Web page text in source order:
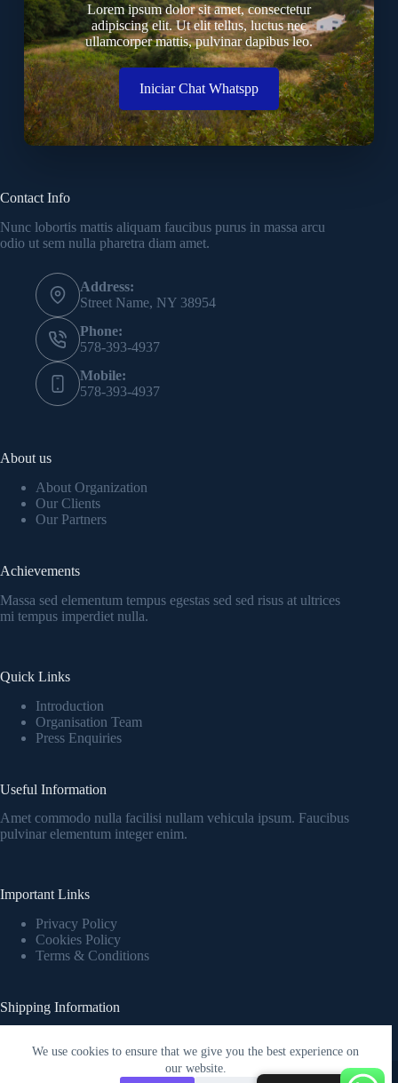
We use cookies to ensure that we give you the best experience on
our website.
Lorem ipsum dolor sit amet, consectetur
adipiscing elit. Ut elit tellus, luctus nec
ullamcorper mattis, pulvinar dapibus leo.
Iniciar Chat Whatspp
Contact Info
Nunc lobortis mattis aliquam faucibus purus in massa arcu
odio ut sem nulla pharetra diam amet.
Address:
Street Name, NY 38954
Phone:
578-393-4937
Mobile:
578-393-4937
About us
About Organization
Our Clients
Our Partners
Achievements
Massa sed elementum tempus egestas sed sed risus at ultrices
mi tempus imperdiet nulla.
Quick Links
Introduction
Organisation Team
Press Enquiries
Useful Information
Amet commodo nulla facilisi nullam vehicula ipsum. Faucibus
pulvinar elementum integer enim.
Important Links
Privacy Policy
Cookies Policy
Terms & Conditions
Shipping Information
pellentesque elit eget.
Copyright © 2026 - WordPress Theme by
Creative Themes